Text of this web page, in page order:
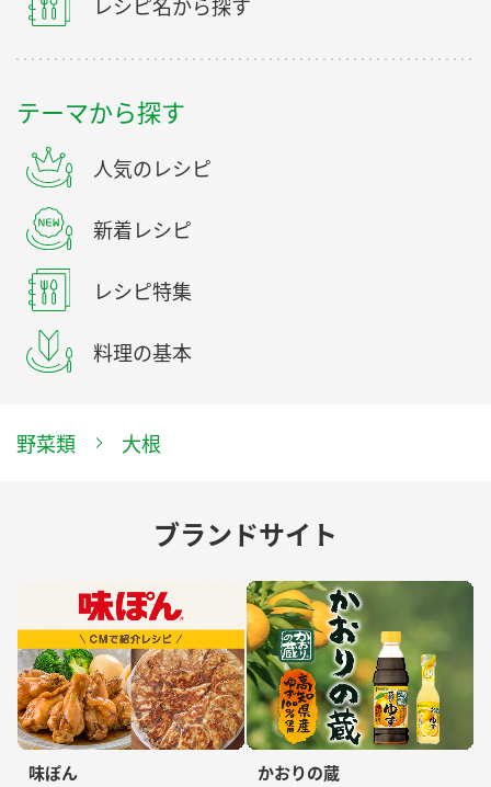
レシピ名から探す
テーマから探す
人気のレシピ
新着レシピ
レシピ特集
料理の基本
野菜類 大根
ブランドサイト
味ぽん かおりの蔵